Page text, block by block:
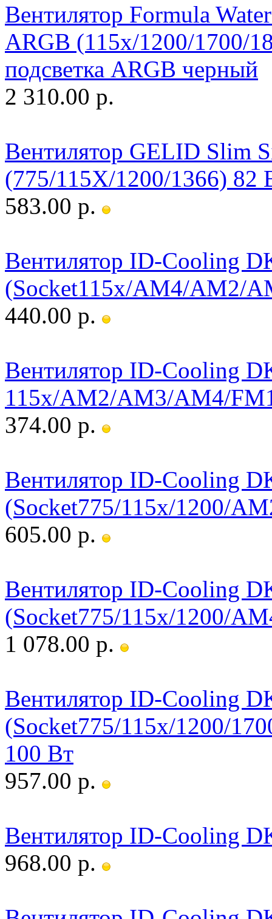
Вентилятор Formula
ARGB (115x/1200/1700/
подсветка ARGB черный
2 310.00 р.
Вентилятор GELID Slim
(775/115X/1200/1366) 82
583.00 р.
Вентилятор ID-Cooling
(Socket115x/AM4/AM2/
440.00 р.
Вентилятор ID-Cooling
115x/AM2/AM3/AM4/
374.00 р.
Вентилятор ID-Cooling
(Socket775/115x/1200/
605.00 р.
Вентилятор ID-Cooling
(Socket775/115x/1200/
1 078.00 р.
Вентилятор ID-Cooling
(Socket775/115x/1200/
100 Вт
957.00 р.
Вентилятор ID-Cooling
968.00 р.